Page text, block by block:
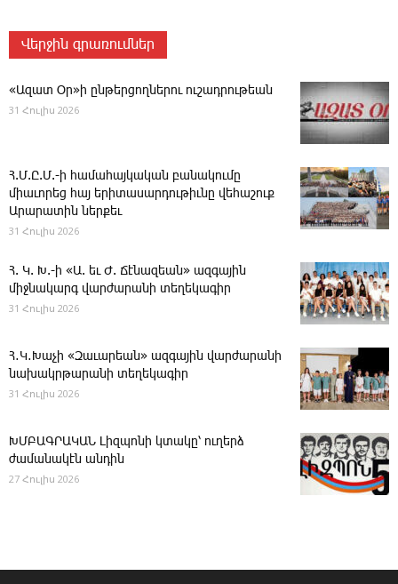
Վերջին գրառումներ
«Ազատ Օր»ի ընթերցողներու ուշադրութեան
31 Հուլիս 2026
Հ.Մ.Ը.Մ.-ի համահայկական բանակումը
միաւորեց հայ երիտասարդութիւնը վեհաշուք
Արարատին ներքեւ
31 Հուլիս 2026
Հ. Կ. Խ.-ի «Ա. եւ Ժ. ­Ճէնազեան» ազգային
միջնակարգ վարժարանի տեղեկագիր
31 Հուլիս 2026
Հ․Կ․Խաչի «Զաւարեան» ազգային վարժարանի
նախակրթարանի տեղեկագիր
31 Հուլիս 2026
ԽՄԲԱԳՐԱԿԱՆ ­Լիզպոնի կտակը՝ ուղերձ
ժամանակէն անդին
27 Հուլիս 2026